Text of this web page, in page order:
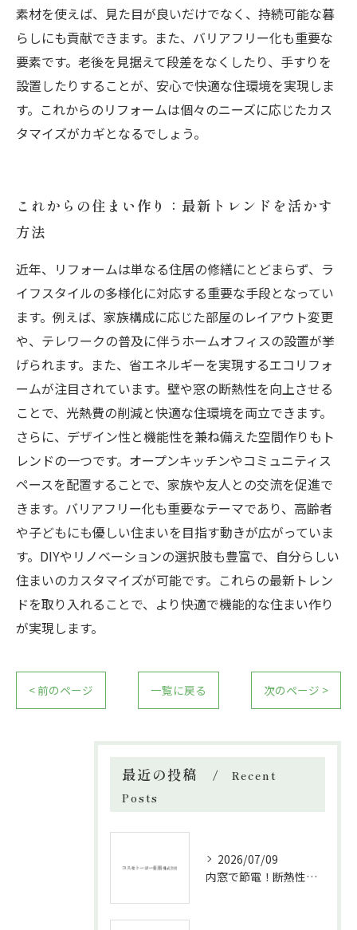
素材を使えば、見た目が良いだけでなく、持続可能な暮
らしにも貢献できます。また、バリアフリー化も重要な
要素です。老後を見据えて段差をなくしたり、手すりを
設置したりすることが、安心で快適な住環境を実現しま
す。これからのリフォームは個々のニーズに応じたカス
タマイズがカギとなるでしょう。
これからの住まい作り：最新トレンドを活かす
方法
近年、リフォームは単なる住居の修繕にとどまらず、ラ
イフスタイルの多様化に対応する重要な手段となってい
ます。例えば、家族構成に応じた部屋のレイアウト変更
や、テレワークの普及に伴うホームオフィスの設置が挙
げられます。また、省エネルギーを実現するエコリフォ
ームが注目されています。壁や窓の断熱性を向上させる
ことで、光熱費の削減と快適な住環境を両立できます。
さらに、デザイン性と機能性を兼ね備えた空間作りもト
レンドの一つです。オープンキッチンやコミュニティス
ペースを配置することで、家族や友人との交流を促進で
きます。バリアフリー化も重要なテーマであり、高齢者
や子どもにも優しい住まいを目指す動きが広がっていま
す。DIYやリノベーションの選択肢も豊富で、自分らしい
住まいのカスタマイズが可能です。これらの最新トレン
ドを取り入れることで、より快適で機能的な住まい作り
が実現します。
< 前のページ 一覧に戻る 次のページ >
最近の投稿
Recent
Posts
2026/07/09
内窓で節電！断熱性能と補助金活用法